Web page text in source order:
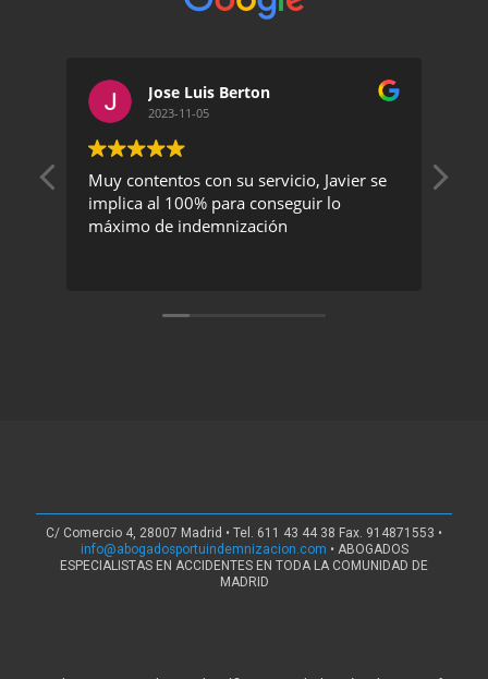
Jose Luis Berton
2023-11-05
Muy contentos con su servicio, Javier se
implica al 100% para conseguir lo
máximo de indemnización
C/ Comercio 4, 28007 Madrid • Tel. 611 43 44 38 Fax. 914871553 •
info@abogadosportuindemnizacion.com • ABOGADOS
ESPECIALISTAS EN ACCIDENTES EN TODA LA COMUNIDAD DE
MADRID